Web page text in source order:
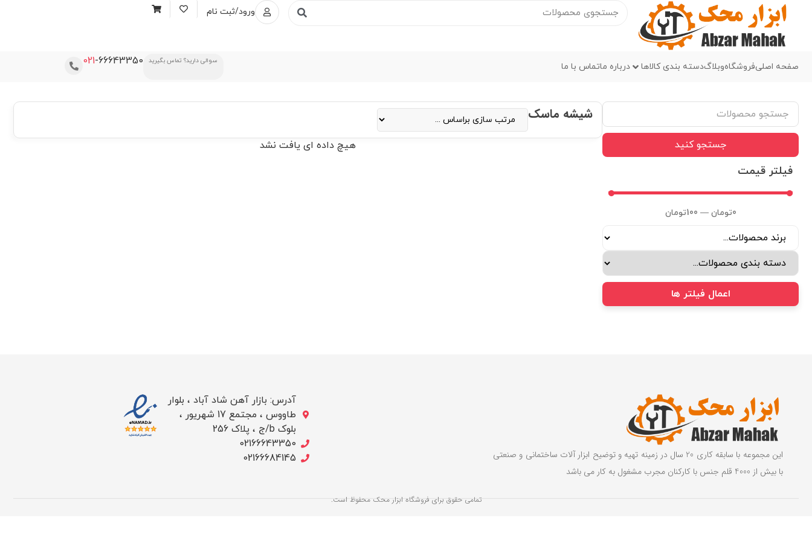
ورود/ثبت نام
صفحه اصلیفروشگاهوبلاگدسته بندی کالاها درباره ماتماس با ما
سوالی دارید؟ تماس بگیرید 021-66643350
جستجو کنید
فیلتر قیمت
0تومان —
100تومان
اعمال فیلتر ها
شیشه ماسک
هیچ داده ای یافت نشد
این مجموعه با سابقه کاری 20 سال در زمینه تهیه و توضیح ابزار آلات ساختمانی و صنعتی
با بیش از 4000 قلم جنس با کارکنان مجرب مشغول به کار می باشد
آدرس: بازار آهن شاد آباد ، بلوار
طاووس ، مجتمع 17 شهریور ،
بلوک b/ج ، پلاک 256
02166643350
02166684145
تمامی حقوق برای فروشگاه ابزار محک محفوظ است.